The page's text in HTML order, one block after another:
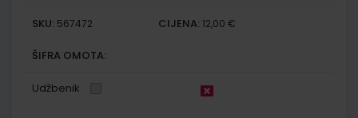
SKU: 567472 CIJENA: 12,00 €
ŠIFRA OMOTA:
Udžbenik